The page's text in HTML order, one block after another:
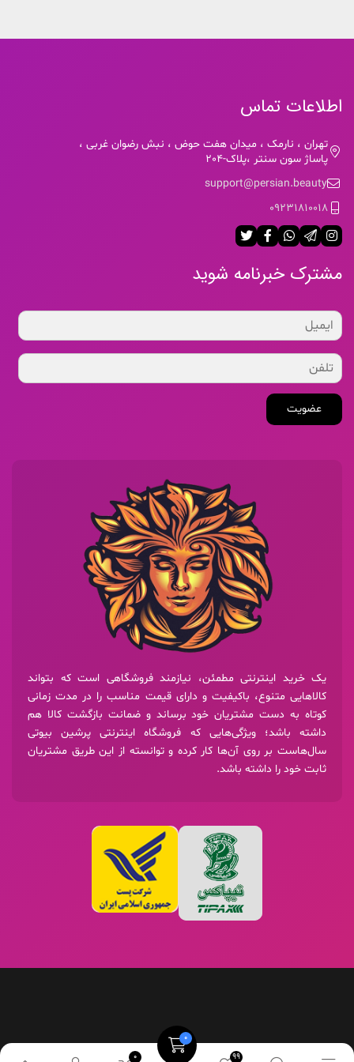
اطلاعات تماس
تهران ، نارمک ، میدان هفت حوض ، نبش رضوان غربی ،
پاساژ سون سنتر ،پلاک-204
support@persian.beauty
09231810018
مشترک خبرنامه شوید
عضویت
یک خرید اینترنتی مطمئن، نیازمند فروشگاهی است که بتواند
کالاهایی متنوع، باکیفیت و دارای قیمت مناسب را در مدت زمانی
کوتاه به دست مشتریان خود برساند و ضمانت بازگشت کالا هم
داشته باشد؛ ویژگی‌هایی که فروشگاه اینترنتی پرشین بیوتی
سال‌هاست بر روی آن‌ها کار کرده و توانسته از این طریق مشتریان
ثابت خود را داشته باشد.